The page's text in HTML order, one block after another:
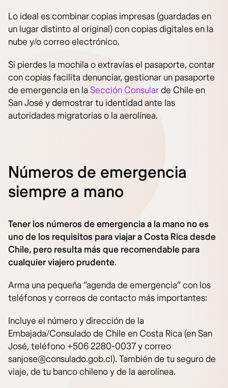
Lo ideal es combinar copias impresas (guardadas en
un lugar distinto al original) con copias digitales en la
nube y/o correo electrónico.
Si pierdes la mochila o extravías el pasaporte, contar
con copias facilita denunciar, gestionar un pasaporte
de emergencia en la Sección Consularde Chile en
San José y demostrar tu identidad ante las
autoridades migratorias o la aerolínea.
Números de emergencia
siempre a mano
Tener los números de emergencia a la mano no es
uno de los requisitos para viajar a Costa Rica desde
Chile, pero resulta más que recomendable para
cualquier viajero prudente.
Arma una pequeña “agenda de emergencia” con los
teléfonos y correos de contacto más importantes:
Incluye el número y dirección de la
Embajada/Consulado de Chile en Costa Rica (en San
José, teléfono +506 2280-0037 y correo
sanjose@consulado.gob.cl). También de tu seguro de
viaje, de tu banco chileno y de la aerolínea.